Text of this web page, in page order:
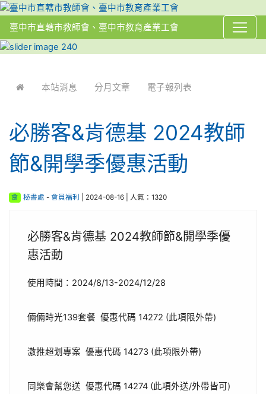
臺中市直轄市教師會、臺中市教育產業工會
本站消息 分月文章 電子報列表
必勝客&肯德基 2024教師
節&開學季優惠活動
食 秘書處 - 會員福利 | 2024-08-16 | 人氣：1320
必勝客&肯德基 2024教師節&開學季優
惠活動
使用時間：2024/8/13-2024/12/28
倆倆時光139套餐 優惠代碼 14272 (此項限外帶)
激推超划專案 優惠代碼 14273 (此項限外帶)
同樂會幫您送 優惠代碼 14274 (此項外送/外帶皆可)